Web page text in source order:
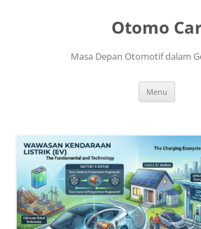
Otomo
Masa Depan Otomotif dalam
Menu